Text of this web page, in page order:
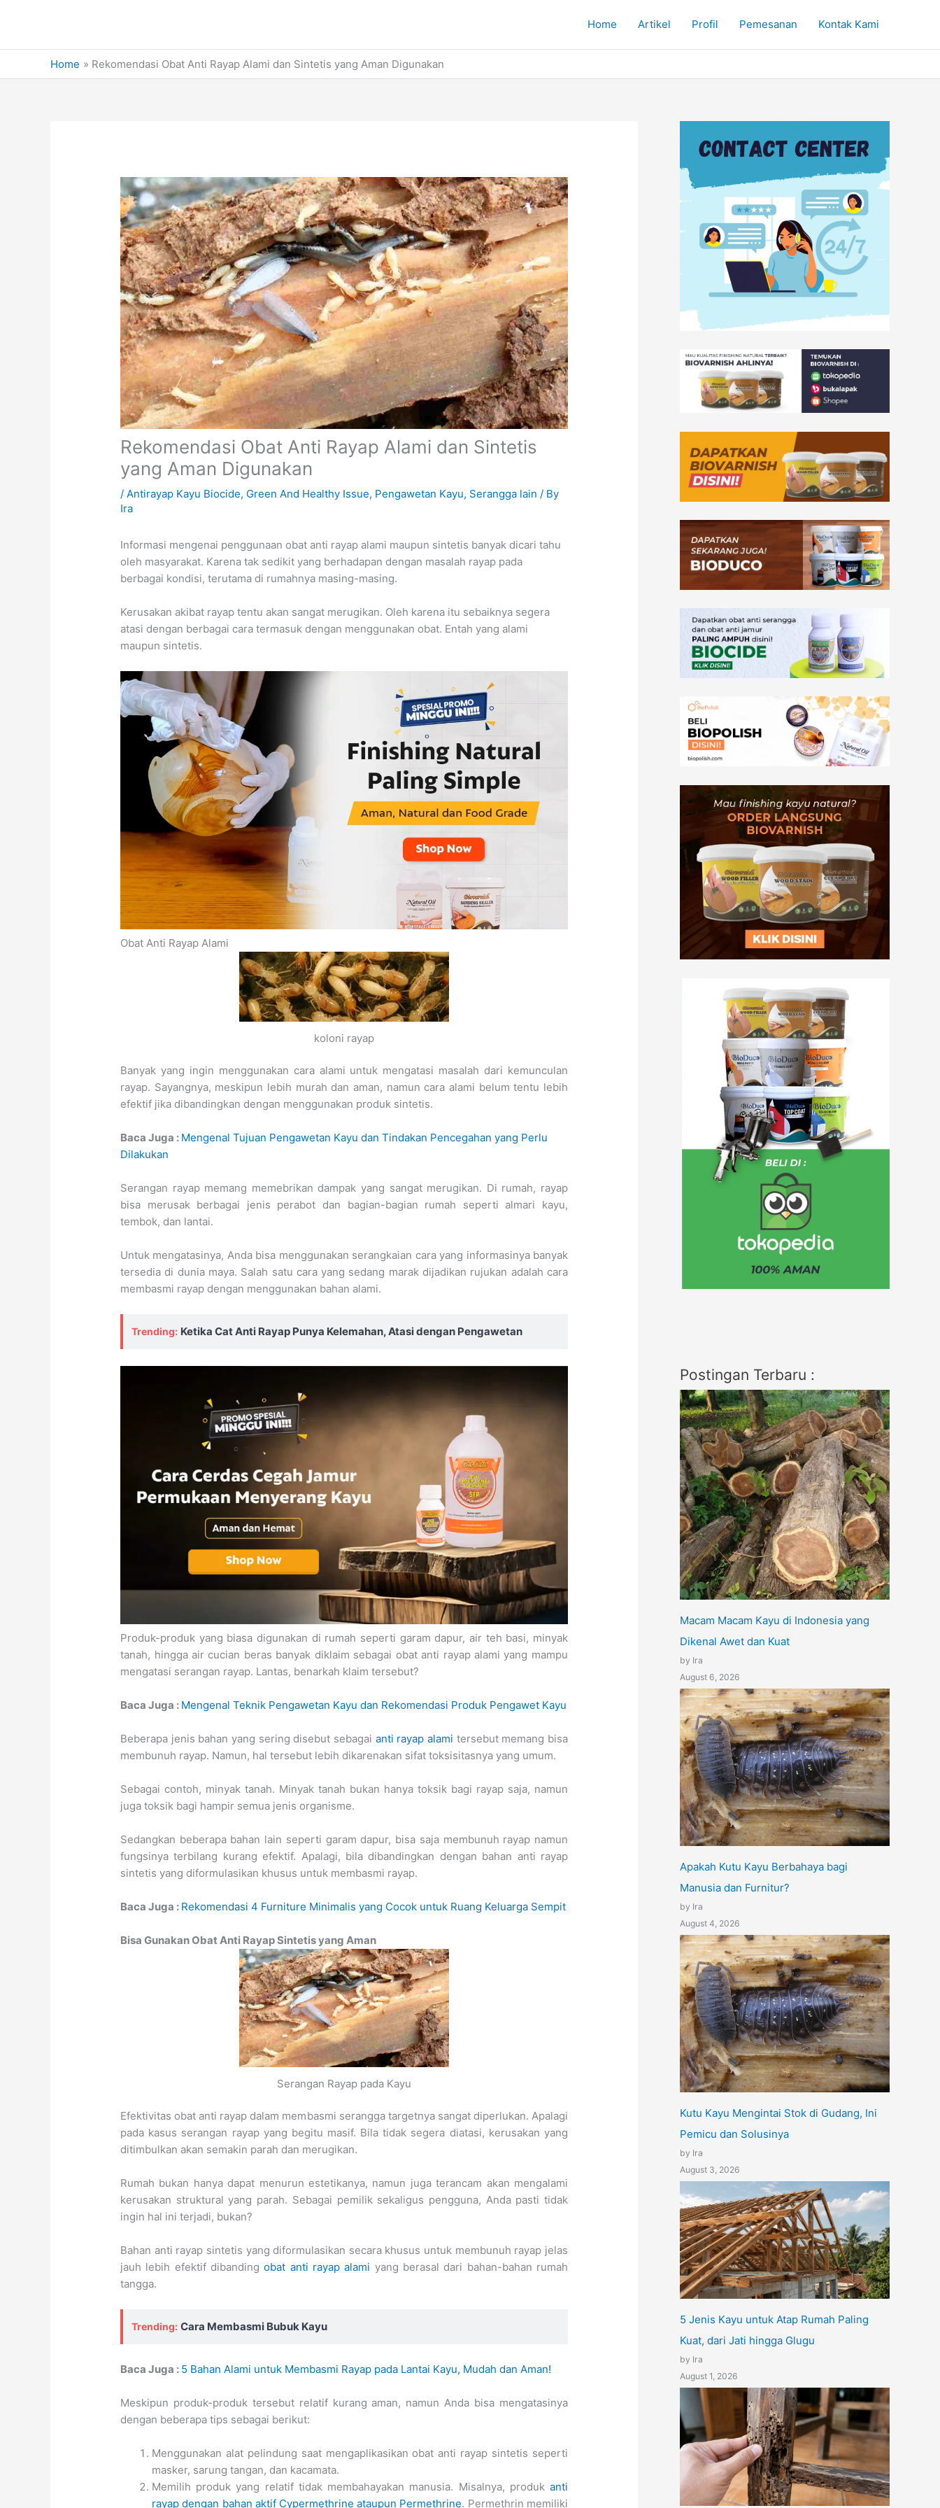
Home Artikel Profil Pemesanan Kontak Kami
Home Rekomendasi Obat Anti Rayap Alami dan Sintetis yang Aman Digunakan
Rekomendasi Obat Anti Rayap Alami dan Sintetis
yang Aman Digunakan
/Antirayap Kayu Biocide, Green And Healthy Issue, Pengawetan Kayu, Serangga lain / By
Ira
Informasi mengenai penggunaan obat anti rayap alami maupun sintetis banyak dicari tahu
oleh masyarakat. Karena tak sedikit yang berhadapan dengan masalah rayap pada
berbagai kondisi, terutama di rumahnya masing-masing.
Kerusakan akibat rayap tentu akan sangat merugikan. Oleh karena itu sebaiknya segera
atasi dengan berbagai cara termasuk dengan menggunakan obat. Entah yang alami
maupun sintetis.
Obat Anti Rayap Alami
koloni rayap
Banyak yang ingin menggunakan cara alami untuk mengatasi masalah dari kemunculan
rayap. Sayangnya, meskipun lebih murah dan aman, namun cara alami belum tentu lebih
efektif jika dibandingkan dengan menggunakan produk sintetis.
Baca Juga : Mengenal Tujuan Pengawetan Kayu dan Tindakan Pencegahan yang Perlu
Dilakukan
Serangan rayap memang memebrikan dampak yang sangat merugikan. Di rumah, rayap
bisa merusak berbagai jenis perabot dan bagian-bagian rumah seperti almari kayu,
tembok, dan lantai.
Untuk mengatasinya, Anda bisa menggunakan serangkaian cara yang informasinya banyak
tersedia di dunia maya. Salah satu cara yang sedang marak dijadikan rujukan adalah cara
membasmi rayap dengan menggunakan bahan alami.
Trending: Ketika Cat Anti Rayap Punya Kelemahan, Atasi dengan Pengawetan
Produk-produk yang biasa digunakan di rumah seperti garam dapur, air teh basi, minyak
tanah, hingga air cucian beras banyak diklaim sebagai obat anti rayap alami yang mampu
mengatasi serangan rayap. Lantas, benarkah klaim tersebut?
Baca Juga : Mengenal Teknik Pengawetan Kayu dan Rekomendasi Produk Pengawet Kayu
Beberapa jenis bahan yang sering disebut sebagai anti rayap alami tersebut memang bisa
membunuh rayap. Namun, hal tersebut lebih dikarenakan sifat toksisitasnya yang umum.
Sebagai contoh, minyak tanah. Minyak tanah bukan hanya toksik bagi rayap saja, namun
juga toksik bagi hampir semua jenis organisme.
Sedangkan beberapa bahan lain seperti garam dapur, bisa saja membunuh rayap namun
fungsinya terbilang kurang efektif. Apalagi, bila dibandingkan dengan bahan anti rayap
sintetis yang diformulasikan khusus untuk membasmi rayap.
Baca Juga : Rekomendasi 4 Furniture Minimalis yang Cocok untuk Ruang Keluarga Sempit
Bisa Gunakan Obat Anti Rayap Sintetis yang Aman
Serangan Rayap pada Kayu
Efektivitas obat anti rayap dalam membasmi serangga targetnya sangat diperlukan. Apalagi
pada kasus serangan rayap yang begitu masif. Bila tidak segera diatasi, kerusakan yang
ditimbulkan akan semakin parah dan merugikan.
Rumah bukan hanya dapat menurun estetikanya, namun juga terancam akan mengalami
kerusakan struktural yang parah. Sebagai pemilik sekaligus pengguna, Anda pasti tidak
ingin hal ini terjadi, bukan?
Bahan anti rayap sintetis yang diformulasikan secara khusus untuk membunuh rayap jelas
jauh lebih efektif dibandingobat anti rayap alami yang berasal dari bahan-bahan rumah
tangga.
Trending: Cara Membasmi Bubuk Kayu
Baca Juga : 5 Bahan Alami untuk Membasmi Rayap pada Lantai Kayu, Mudah dan Aman!
Meskipun produk-produk tersebut relatif kurang aman, namun Anda bisa mengatasinya
dengan beberapa tips sebagai berikut:
Menggunakan alat pelindung saat mengaplikasikan obat anti rayap sintetis seperti
masker, sarung tangan, dan kacamata.
Memilih produk yang relatif tidak membahayakan manusia. Misalnya, produk anti
rayap dengan bahan aktif Cypermethrine ataupun Permethrine. Permethrin memiliki
Postingan Terbaru :
Macam Macam Kayu di Indonesia yang
Dikenal Awet dan Kuat
by Ira
August 6, 2026
Apakah Kutu Kayu Berbahaya bagi
Manusia dan Furnitur?
by Ira
August 4, 2026
Kutu Kayu Mengintai Stok di Gudang, Ini
Pemicu dan Solusinya
by Ira
August 3, 2026
5 Jenis Kayu untuk Atap Rumah Paling
Kuat, dari Jati hingga Glugu
by Ira
August 1, 2026